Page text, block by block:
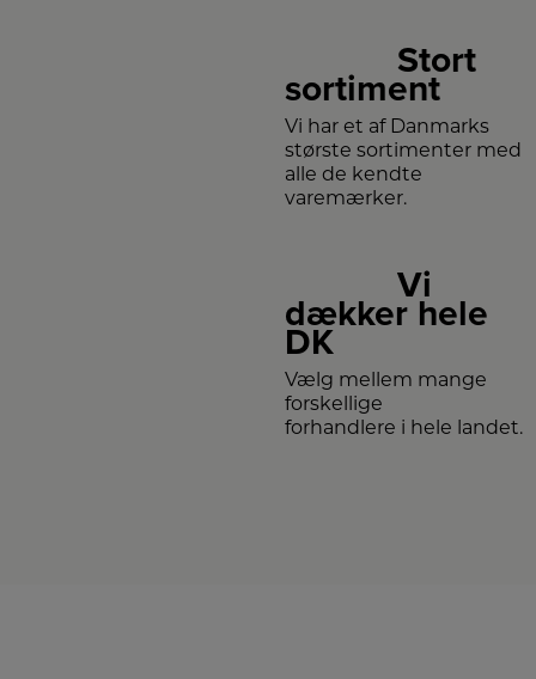
Stort
sortiment
Vi har et af Danmarks
største sortimenter med
alle de kendte
varemærker.
Vi
dækker hele
DK
Vælg mellem mange
forskellige
forhandlere i hele landet.